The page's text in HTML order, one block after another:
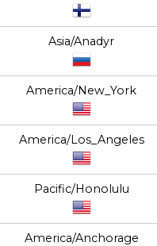
Asia/Anadyr
America/New_York
America/Los_Angeles
Pacific/Honolulu
America/Anchorage